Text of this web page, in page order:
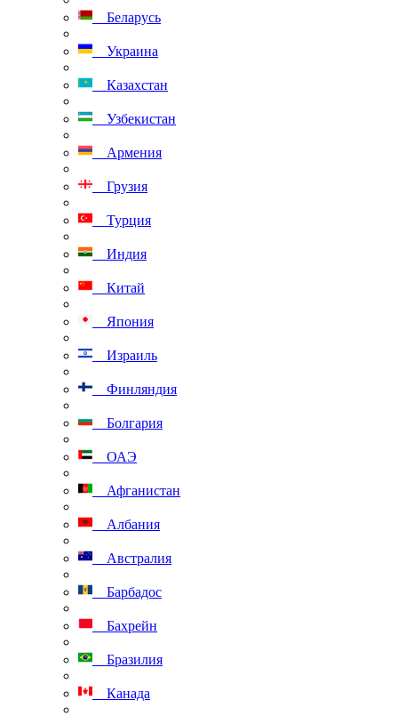
Беларусь
Украина
Казахстан
Узбекистан
Армения
Грузия
Турция
Индия
Китай
Япония
Израиль
Финляндия
Болгария
ОАЭ
Афганистан
Албания
Австралия
Барбадос
Бахрейн
Бразилия
Канада